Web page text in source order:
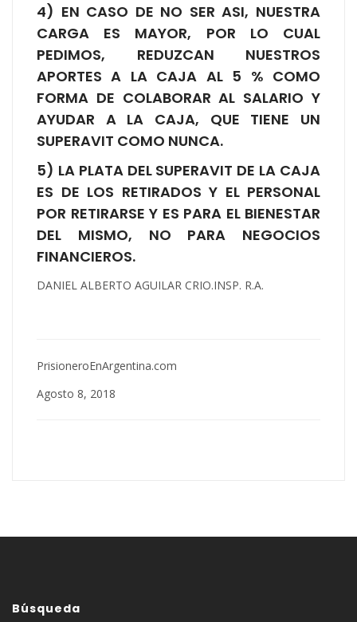
4) EN CASO DE NO SER ASI, NUESTRA
CARGA ES MAYOR, POR LO CUAL
PEDIMOS, REDUZCAN NUESTROS
APORTES A LA CAJA AL 5 % COMO
FORMA DE COLABORAR AL SALARIO Y
AYUDAR A LA CAJA, QUE TIENE UN
SUPERAVIT COMO NUNCA.
5) LA PLATA DEL SUPERAVIT DE LA CAJA
ES DE LOS RETIRADOS Y EL PERSONAL
POR RETIRARSE Y ES PARA EL BIENESTAR
DEL MISMO, NO PARA NEGOCIOS
FINANCIEROS.
DANIEL ALBERTO AGUILAR CRIO.INSP. R.A.
PrisioneroEnArgentina.com
Agosto 8, 2018
Búsqueda